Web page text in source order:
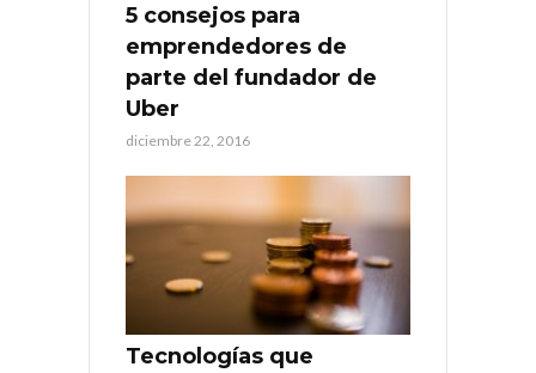
5 consejos para
emprendedores de
parte del fundador de
Uber
diciembre 22, 2016
Tecnologías que